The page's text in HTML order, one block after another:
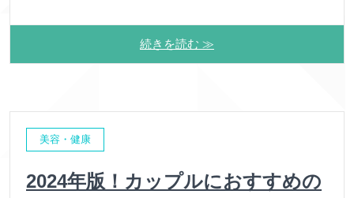
続きを読む ≫
美容・健康
2024年版！カップルにおすすめの